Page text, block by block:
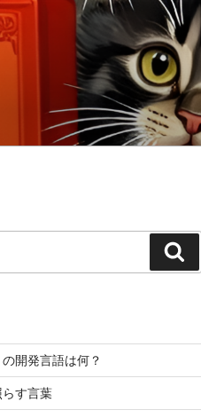
索
開発言語は何？
す言葉